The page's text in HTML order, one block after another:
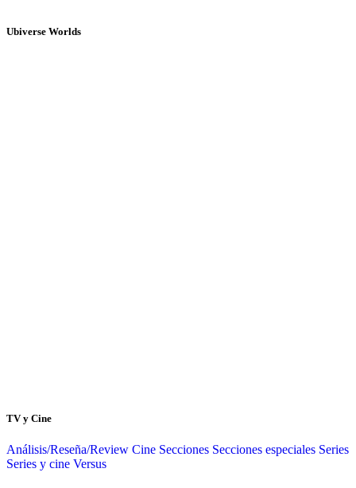
Ubiverse Worlds
TV y Cine
Análisis/Reseña/Review Cine Secciones Secciones especiales Series
Series y cine Versus